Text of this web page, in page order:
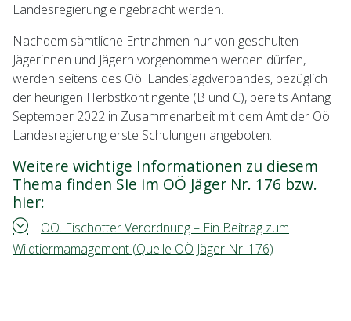
Landesregierung eingebracht werden.
Nachdem sämtliche Entnahmen nur von geschulten
Jägerinnen und Jägern vorgenommen werden dürfen,
werden seitens des Oö. Landesjagdverbandes, bezüglich
der heurigen Herbstkontingente (B und C), bereits Anfang
September 2022 in Zusammenarbeit mit dem Amt der Oö.
Landesregierung erste Schulungen angeboten.
Weitere wichtige Informationen zu diesem
Thema finden Sie im OÖ Jäger Nr. 176 bzw.
hier:
OÖ. Fischotter Verordnung – Ein Beitrag zum
Wildtiermamagement (Quelle OÖ Jäger Nr. 176)